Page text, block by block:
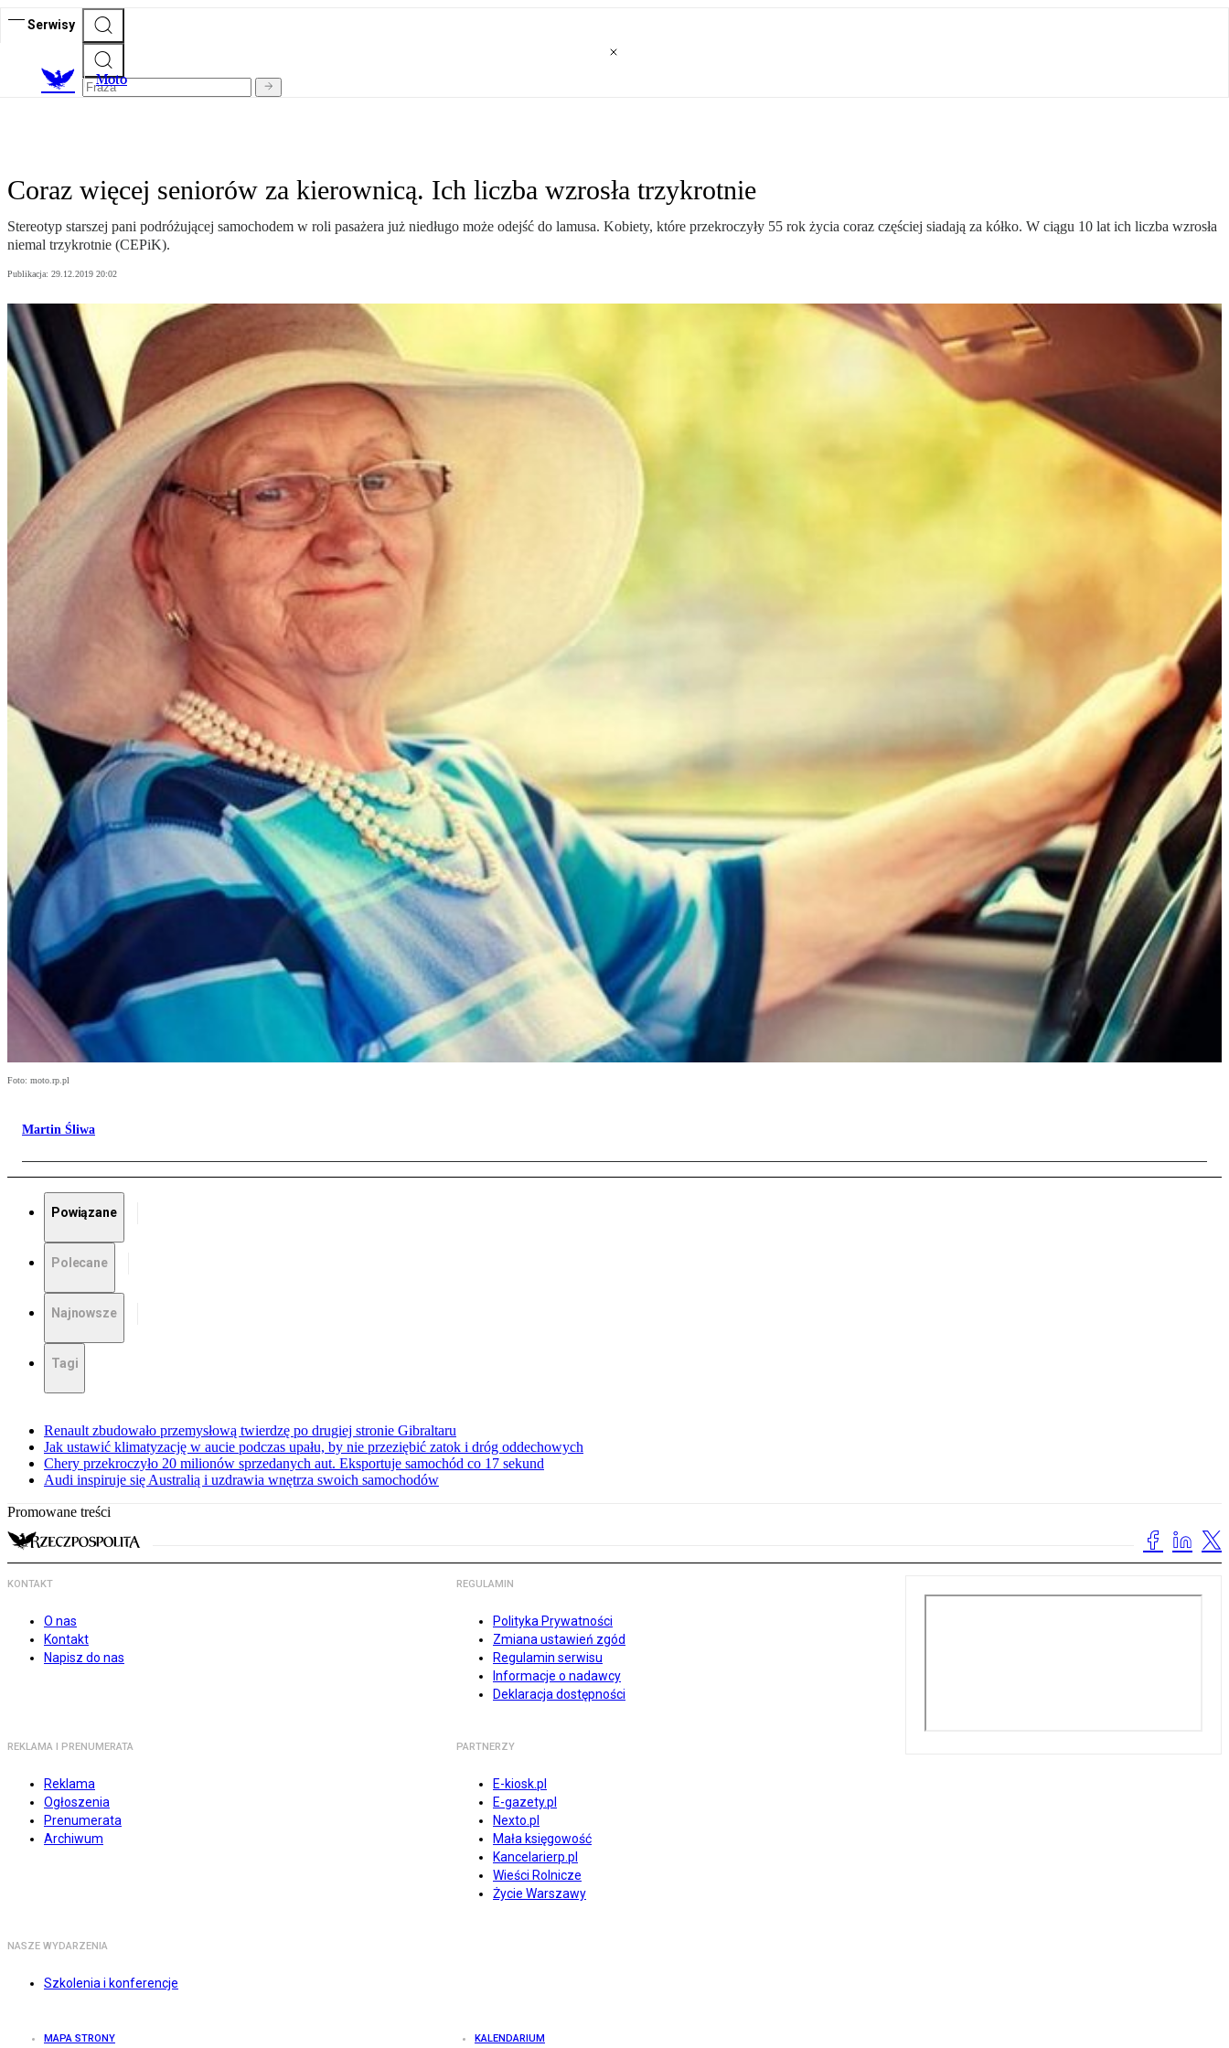
Serwisy
Moto
Coraz więcej seniorów za kierownicą. Ich liczba wzrosła trzykrotnie
Stereotyp starszej pani podróżującej samochodem w roli pasażera już niedługo może odejść do lamusa. Kobiety, które przekroczyły 55 rok życia coraz częściej siadają za kółko. W ciągu 10 lat ich liczba wzrosła
niemal trzykrotnie (CEPiK).
Publikacja: 29.12.2019 20:02
Foto: moto.rp.pl
Martin Śliwa
Powiązane
Polecane
Najnowsze
Tagi
Renault zbudowało przemysłową twierdzę po drugiej stronie Gibraltaru
Jak ustawić klimatyzację w aucie podczas upału, by nie przeziębić zatok i dróg oddechowych
Chery przekroczyło 20 milionów sprzedanych aut. Eksportuje samochód co 17 sekund
Audi inspiruje się Australią i uzdrawia wnętrza swoich samochodów
Promowane treści
KONTAKT
O nas
Kontakt
Napisz do nas
REGULAMIN
Polityka Prywatności
Zmiana ustawień zgód
Regulamin serwisu
Informacje o nadawcy
Deklaracja dostępności
REKLAMA I PRENUMERATA
Reklama
Ogłoszenia
Prenumerata
Archiwum
PARTNERZY
E-kiosk.pl
E-gazety.pl
Nexto.pl
Mała księgowość
Kancelarierp.pl
Wieści Rolnicze
Życie Warszawy
NASZE WYDARZENIA
Szkolenia i konferencje
MAPA STRONY KALENDARIUM